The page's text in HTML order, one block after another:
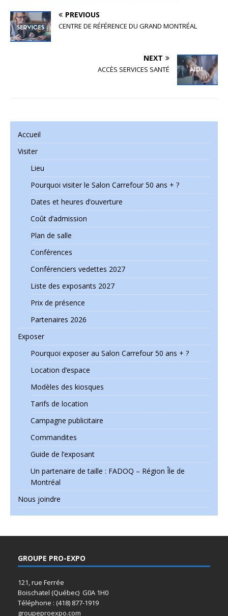
PREVIOUS
CENTRE DE RÉFÉRENCE DU GRAND MONTRÉAL
NEXT
ACCÈS SERVICES SANTÉ
Accueil
Visiter
Lieu
Pourquoi visiter le Salon Carrefour 50 ans + ?
Dates et heures d’ouverture
Coût d’admission
Plan de salle
Conférences
Conférenciers vedettes 2027
Liste des exposants 2027
Prix de présence
Partenaires 2026
Exposer
Pourquoi exposer au Salon Carrefour 50 ans + ?
Location d’espace
Modèles des kiosques
Tarifs de location
Campagne publicitaire
Commandites
Guide de l’exposant
Un partenaire de taille : FADOQ – Région Île de
Montréal
Nous joindre
GROUPE PRO-EXPO
121, rue Ferrée
Boischatel (Québec) G0A 1H0
Téléphone : (418) 877-1919
groupeproexpo.com